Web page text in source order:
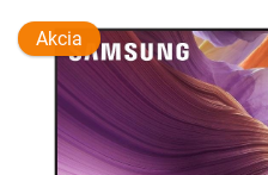
Akcia